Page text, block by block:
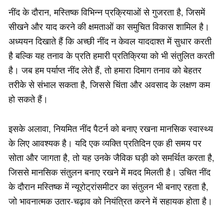
नींद के दौरान, मस्तिष्क विभिन्न प्रक्रियाओं से गुजरता है, जिसमें
सीखने और याद करने की क्षमताओं का समुचित विकास शामिल है।
अध्ययन दिखाते हैं कि अच्छी नींद न केवल याददाश्त में सुधार करती
है बल्कि यह तनाव के प्रति हमारी प्रतिक्रिया को भी संतुलित करती
है। जब हम पर्याप्त नींद लेते हैं, तो हमारा दिमाग तनाव को बेहतर
तरीके से संभाल सकता है, जिससे चिंता और अवसाद के लक्षण कम
हो सकते हैं।
इसके अलावा, नियमित नींद पैटर्न को बनाए रखना मानसिक स्वास्थ्य
के लिए आवश्यक है। यदि एक व्यक्ति प्रतिदिन एक ही समय पर
सोता और जागता है, तो यह उनके जैविक घड़ी को समर्थित करता है,
जिससे मानसिक संतुलन बनाए रखने में मदद मिलती है। उचित नींद
के दौरान मस्तिष्क में न्यूरोट्रांसमीटर का संतुलन भी बनाए रहता है,
जो भावनात्मक उतार-चढ़ाव को नियंत्रित करने में सहायक होता है।